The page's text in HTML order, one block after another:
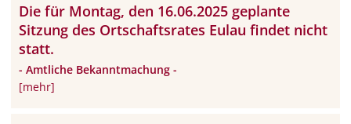
Die für Montag, den 16.06.2025 geplante
Sitzung des Ortschaftsrates Eulau findet nicht
statt.
- Amtliche Bekanntmachung -
[mehr]